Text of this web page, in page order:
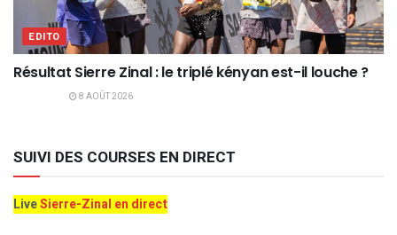
EDITO
Résultat Sierre Zinal : le triplé kényan est-il louche ?
8 AOÛT 2026
SUIVI DES COURSES EN DIRECT
LiveSierre-Zinal en direct